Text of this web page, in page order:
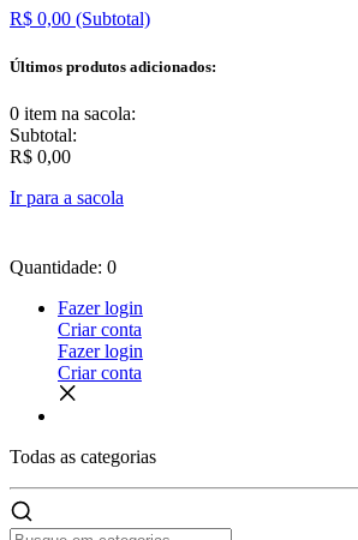
R$ 0,00 (Subtotal)
Últimos produtos adicionados:
0 item na sacola:
Subtotal:
R$ 0,00
Ir para a sacola
Quantidade: 0
Fazer login
Criar conta
Fazer login
Criar conta
Todas as categorias